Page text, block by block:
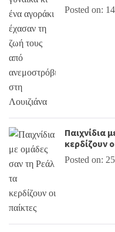
Posted on:
Παιχνίδια
κερδίζουν
Posted on: